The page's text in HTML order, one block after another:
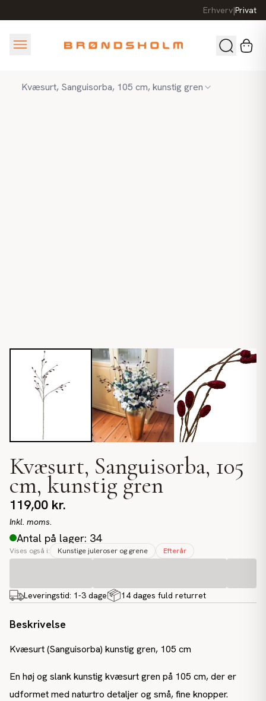
Erhverv|Privat
Kvæsurt, Sanguisorba, 105 cm, kunstig gren
Kvæsurt, Sanguisorba, 105
cm, kunstig gren
119,00 kr.
Inkl. moms.
Antal på lager: 34
Vises også i: Kunstige juleroser og grene Efterår
Leveringstid: 1-3 dage 14 dages fuld returret
Beskrivelse
Kvæsurt (Sanguisorba) kunstig gren, 105 cm
En høj og slank kunstig kvæsurt gren på 105 cm, der er
udformet med naturtro detaljer og små, fine knopper.